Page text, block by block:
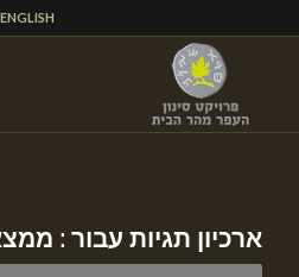
ENGLISH
ארכיון תגיות עבור :